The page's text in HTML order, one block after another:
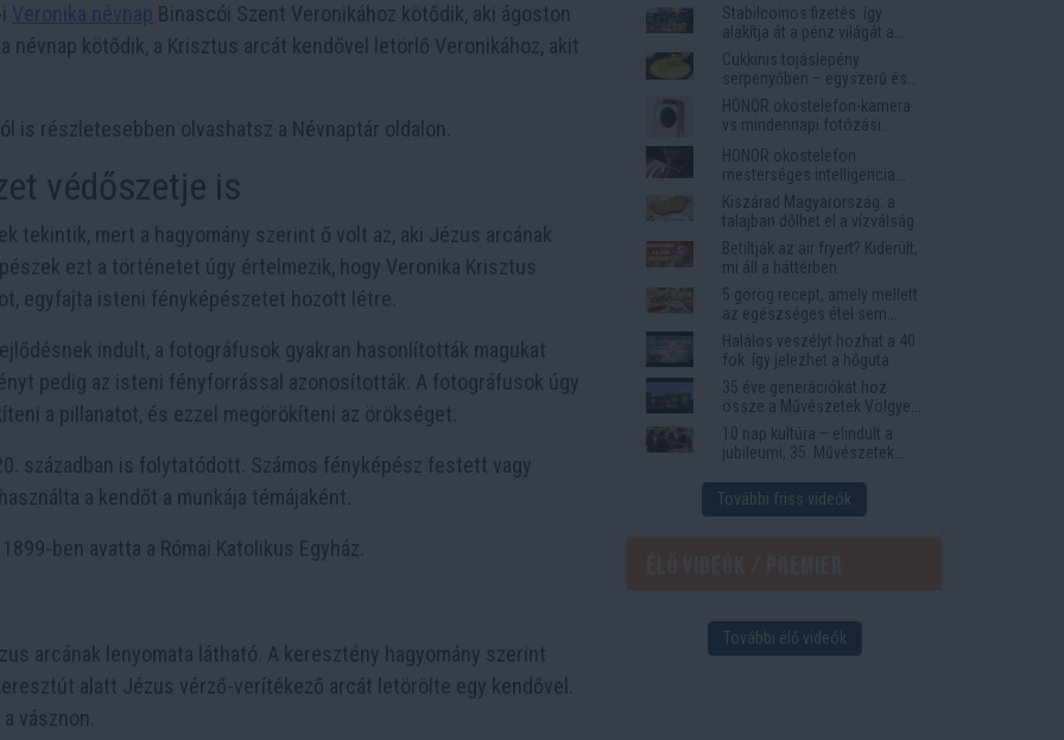
Veronika névnap Binascói Szent Veronikához kötődik, aki ágoston
névnap kötődik, a Krisztus arcát kendővel letörlő Veronikához, akit
is részletesebben olvashatsz a Névnaptár oldalon.
védőszetje is
tekintik, mert a hagyomány szerint ő volt az, aki Jézus arcának
ezt a történetet úgy értelmezik, hogy Veronika Krisztus
egyfajta isteni fényképészetet hozott létre.
indult, a fotográfusok gyakran hasonlították magukat
pedig az isteni fényforrással azonosították. A fotográfusok úgy
a pillanatot, és ezzel megörökíteni az örökséget.
században is folytatódott. Számos fényképész festett vagy
a kendőt a munkája témájaként.
ben avatta a Római Katolikus Egyház.
arcának lenyomata látható. A keresztény hagyomány szerint
alatt Jézus vérző-verítékező arcát letörölte egy kendővel.
vásznon.
Stabilcoinos fizetés: így
alakítja át a pénz világát a
Visa, a Mastercard és a
Western Union
Cukkinis tojáslepény
serpenyőben – egyszerű és
laktató vacsora
HONOR okostelefon-kamera
vs mindennapi fotózási
igények
HONOR okostelefon
mesterséges intelligencia
funkciók, amelyek
megkönnyítik az életet
Kiszárad Magyarország: a
talajban dőlhet el a vízválság
Betiltják az air fryert? Kiderült,
mi áll a háttérben
5 görög recept, amely mellett
az egészséges étel sem
tűnik lemondásnak
Halálos veszélyt hozhat a 40
fok: így jelezhet a hőguta
35 éve generációkat hoz
össze a Művészetek Völgye
– megvan a 2027-es időpont
és a bérletár
10 nap kultúra – elindult a
jubileumi, 35. Művészetek
További friss videók
További élő videók